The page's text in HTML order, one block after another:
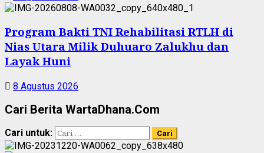
Program Bakti TNI Rehabilitasi RTLH di
Nias Utara Milik Duhuaro Zalukhu dan
Layak Huni
8 Agustus 2026
Cari Berita WartaDhana.Com
Cari untuk: